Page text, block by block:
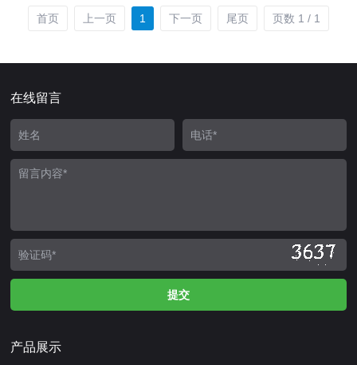
首页 上一页 1 下一页 尾页 页数 1 / 1
在线留言
产品展示